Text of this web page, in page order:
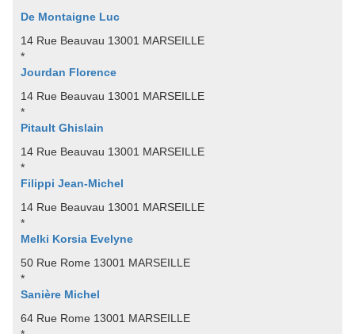
De Montaigne Luc
14 Rue Beauvau 13001 MARSEILLE
*
Jourdan Florence
14 Rue Beauvau 13001 MARSEILLE
*
Pitault Ghislain
14 Rue Beauvau 13001 MARSEILLE
*
Filippi Jean-Michel
14 Rue Beauvau 13001 MARSEILLE
*
Melki Korsia Evelyne
50 Rue Rome 13001 MARSEILLE
*
Sanière Michel
64 Rue Rome 13001 MARSEILLE